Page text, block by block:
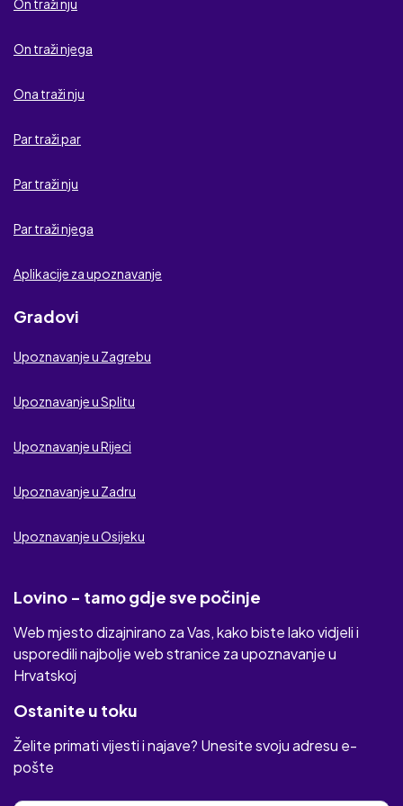
On traži nju
On traži njega
Ona traži nju
Par traži par
Par traži nju
Par traži njega
Aplikacije za upoznavanje
Gradovi
Upoznavanje u Zagrebu
Upoznavanje u Splitu
Upoznavanje u Rijeci
Upoznavanje u Zadru
Upoznavanje u Osijeku
Lovino - tamo gdje sve počinje
Web mjesto dizajnirano za Vas, kako biste lako vidjeli i
usporedili najbolje web stranice za upoznavanje u
Hrvatskoj
Ostanite u toku
Želite primati vijesti i najave? Unesite svoju adresu e-
pošte